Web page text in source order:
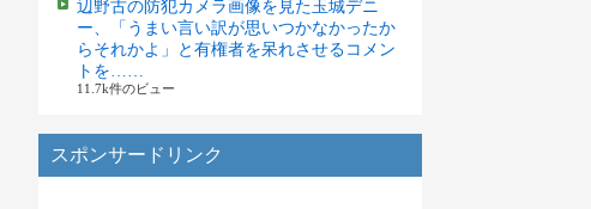
辺野古の防犯カメラ画像を見た玉城デニ
ー、「うまい言い訳が思いつかなかったか
らそれかよ」と有権者を呆れさせるコメン
トを……
11.7k件のビュー
スポンサードリンク